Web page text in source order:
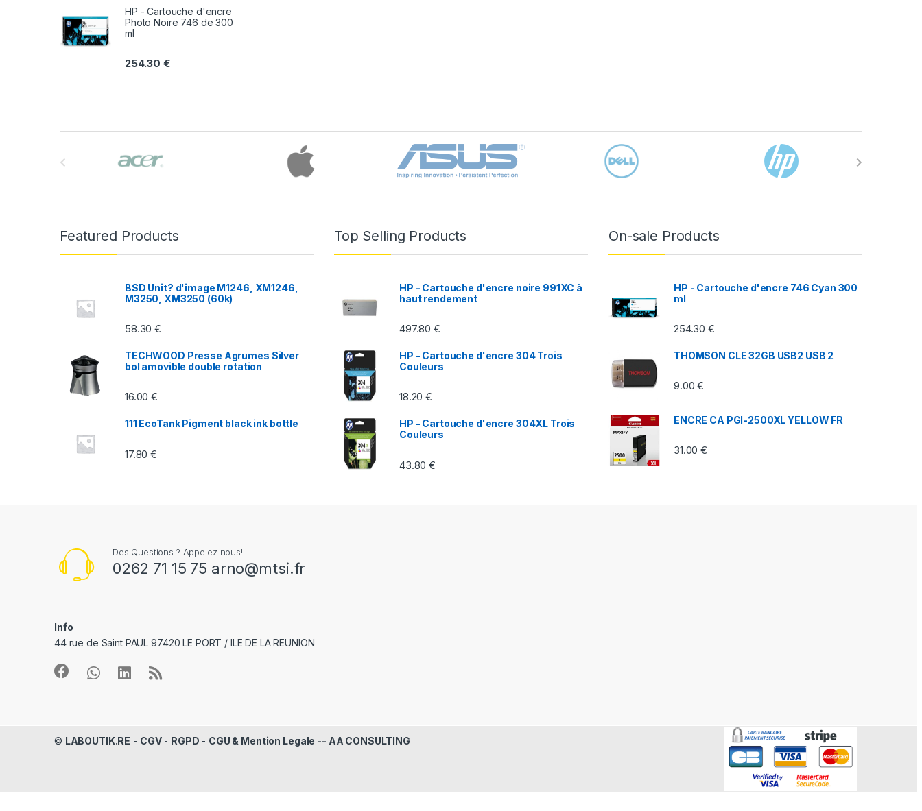
HP - Cartouche d'encre
Photo Noire 746 de 300
ml
254.30€
Featured Products
BSD Unit? d'image M1246, XM1246,
M3250, XM3250 (60k)
58.30€
TECHWOOD Presse Agrumes Silver
bol amovible double rotation
16.00€
111 EcoTank Pigment black ink bottle
17.80€
Top Selling Products
HP - Cartouche d'encre noire 991XC à
haut rendement
497.80€
HP - Cartouche d'encre 304 Trois
Couleurs
18.20€
HP - Cartouche d'encre 304XL Trois
Couleurs
43.80€
On-sale Products
HP - Cartouche d'encre 746 Cyan 300
ml
254.30€
THOMSON CLE 32GB USB2 USB 2
9.00€
ENCRE CA PGI-2500XL YELLOW FR
31.00€
Des Questions ? Appelez nous!
0262 71 15 75 arno@mtsi.fr
Info
44 rue de Saint PAUL 97420 LE PORT / ILE DE LA REUNION
© LABOUTIK.RE - CGV- RGPD - CGU & Mention Legale -- AA CONSULTING